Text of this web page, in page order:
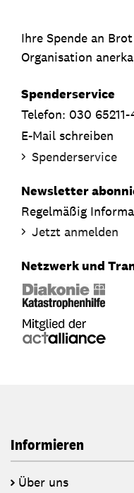
Ihre Spende an
Organisation
Spenderservice
Telefon: 030 65211-
E-Mail schreiben
Spenderservice
Newsletter
Regelmäßig
Jetzt anmelden
Netzwerk und
Informieren
Über uns